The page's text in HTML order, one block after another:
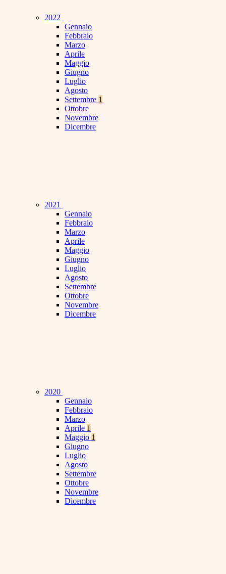
2022
Gennaio
Febbraio
Marzo
Aprile
Maggio
Giugno
Luglio
Agosto
Settembre 1
Ottobre
Novembre
Dicembre
2021
Gennaio
Febbraio
Marzo
Aprile
Maggio
Giugno
Luglio
Agosto
Settembre
Ottobre
Novembre
Dicembre
2020
Gennaio
Febbraio
Marzo
Aprile 1
Maggio 1
Giugno
Luglio
Agosto
Settembre
Ottobre
Novembre
Dicembre